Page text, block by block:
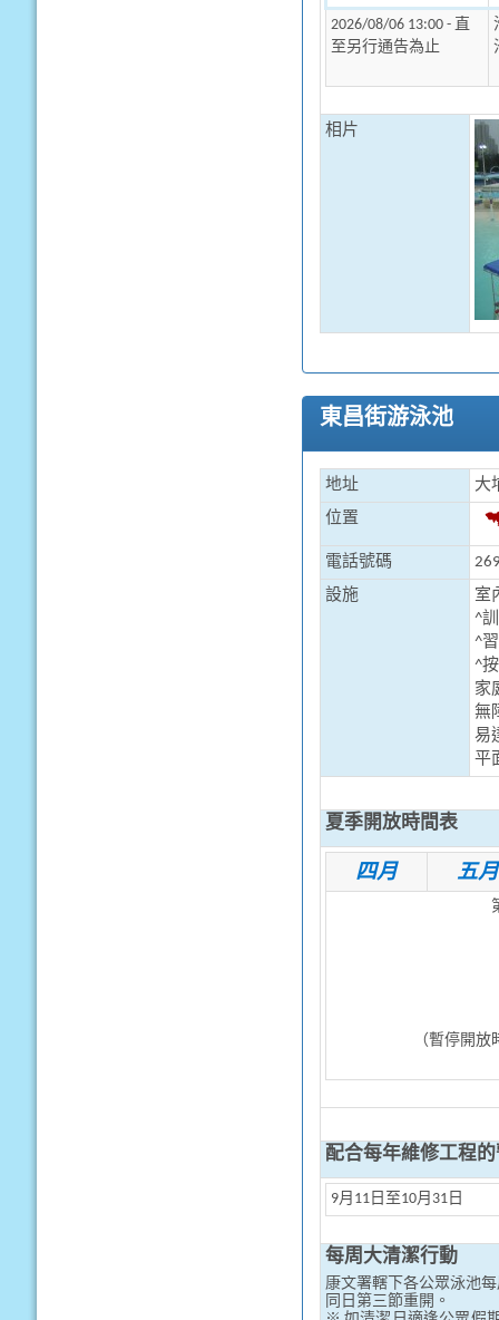
2026/08/06 13:00 - 直
至另行通告為止
相片
東昌街游泳池
地址
大
位置
電話號碼
設施
室
^
^
^
家
無
易
平
夏季開放時間表
四月 五月
（暫停開
配合每年維修工程
9月11日至10月31日
每周大清潔行動
康文署轄下各公眾泳池
同日第三節重開。